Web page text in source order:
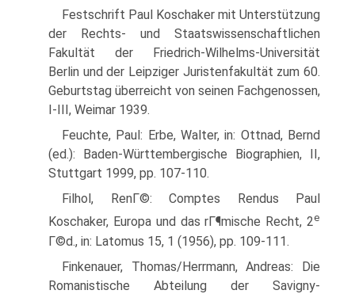
Festschrift Paul Koschaker mit Unterstützung
der Rechts- und Staatswissenschaftlichen
Fakultät der Friedrich-Wilhelms-Universität
Berlin und der Leipziger Juristenfakultät zum 60.
Geburtstag überreicht von seinen Fachgenossen,
I-III, Weimar 1939.
Feuchte, Paul: Erbe, Walter, in: Ottnad, Bernd
(ed.): Baden-Württembergische Biographien, II,
Stuttgart 1999, pp. 107-110.
Filhol, RenГ©: Comptes Rendus Paul
Koschaker, Europa und das rГ¶mische Recht, 2e
Г©d., in: Latomus 15, 1 (1956), pp. 109-111.
Finkenauer, Thomas/Herrmann, Andreas: Die
Romanistische Abteilung der Savigny-